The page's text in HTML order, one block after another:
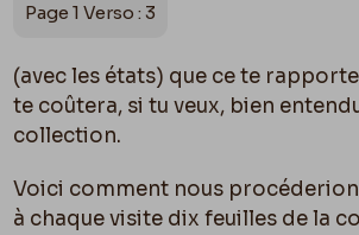
Page 1 Verso : 3
(avec les états) que ce te
te coûtera, si tu veux, bien
collection.
Voici comment nous
à chaque visite dix feuilles de la